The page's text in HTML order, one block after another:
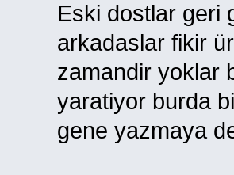
Eski dostlar geri
arkadaslar fikir
zamandir yoklar
yaratiyor burda
gene yazmaya